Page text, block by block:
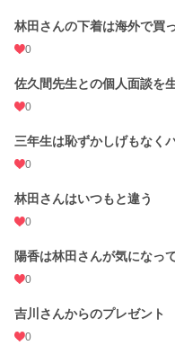
林田さんの下着は海外で買
0
佐久間先生との個人面談を
0
三年生は恥ずかしげもなく
0
林田さんはいつもと違う
0
陽香は林田さんが気になっ
0
吉川さんからのプレゼント
0